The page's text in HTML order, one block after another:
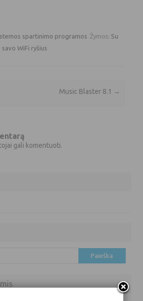
spartinimo programos Žymos: Su
WiFi ryšius
Music Blaster 8.1 →
gali komentuoti.